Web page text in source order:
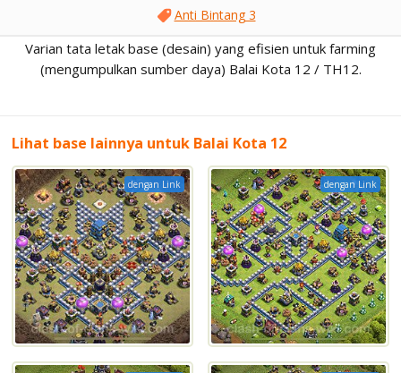
Anti Bintang 3
Varian tata letak base (desain) yang efisien untuk farming
(mengumpulkan sumber daya) Balai Kota 12 / TH12.
Lihat base lainnya untuk Balai Kota 12
dengan Link dengan Link